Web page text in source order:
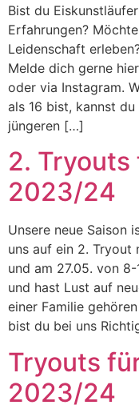
Bist du
Erfahrungen?
Leidenschaft
Melde dich gerne
oder via Instagram.
als 16 bist, kannst
jüngeren […]
2. Tryouts
2023/24
Unsere neue Saison
uns auf ein 2. Tryout
und am 27.05. von
und hast Lust auf
einer Familie
bist du bei uns
Tryouts
2023/24